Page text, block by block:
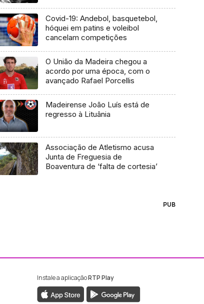
Covid-19: Andebol, basquetebol,
hóquei em patins e voleibol
cancelam competições
O União da Madeira chegou a
acordo por uma época, com o
avançado Rafael Porcellis
Madeirense João Luís está de
regresso à Lituânia
Associação de Atletismo acusa
Junta de Freguesia de
Boaventura de ‘falta de cortesia’
PUB
da RTP Madeira
da RTP Madeira
Instale a aplicaçãoRTP Play